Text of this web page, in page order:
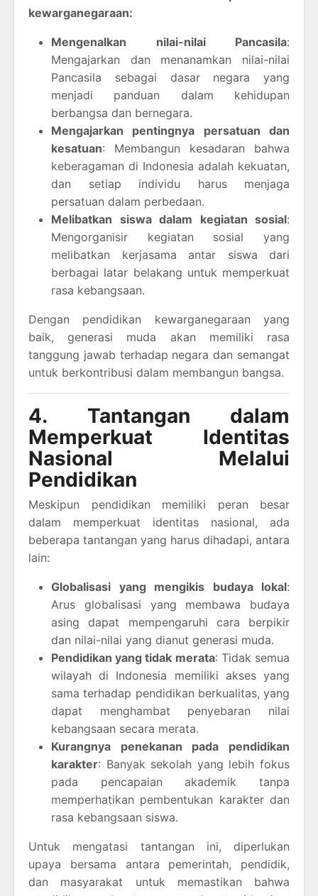
kewarganegaraan:
Mengenalkan nilai-nilai Pancasila:
Mengajarkan dan menanamkan nilai-nilai
Pancasila sebagai dasar negara yang
menjadi panduan dalam kehidupan
berbangsa dan bernegara.
Mengajarkan pentingnya persatuan dan
kesatuan: Membangun kesadaran bahwa
keberagaman di Indonesia adalah kekuatan,
dan setiap individu harus menjaga
persatuan dalam perbedaan.
Melibatkan siswa dalam kegiatan sosial:
Mengorganisir kegiatan sosial yang
melibatkan kerjasama antar siswa dari
berbagai latar belakang untuk memperkuat
rasa kebangsaan.
Dengan pendidikan kewarganegaraan yang
baik, generasi muda akan memiliki rasa
tanggung jawab terhadap negara dan semangat
untuk berkontribusi dalam membangun bangsa.
4. Tantangan dalam
Memperkuat Identitas
Nasional Melalui
Pendidikan
Meskipun pendidikan memiliki peran besar
dalam memperkuat identitas nasional, ada
beberapa tantangan yang harus dihadapi, antara
lain:
Globalisasi yang mengikis budaya lokal:
Arus globalisasi yang membawa budaya
asing dapat mempengaruhi cara berpikir
dan nilai-nilai yang dianut generasi muda.
Pendidikan yang tidak merata: Tidak semua
wilayah di Indonesia memiliki akses yang
sama terhadap pendidikan berkualitas, yang
dapat menghambat penyebaran nilai
kebangsaan secara merata.
Kurangnya penekanan pada pendidikan
karakter: Banyak sekolah yang lebih fokus
pada pencapaian akademik tanpa
memperhatikan pembentukan karakter dan
rasa kebangsaan siswa.
Untuk mengatasi tantangan ini, diperlukan
upaya bersama antara pemerintah, pendidik,
dan masyarakat untuk memastikan bahwa